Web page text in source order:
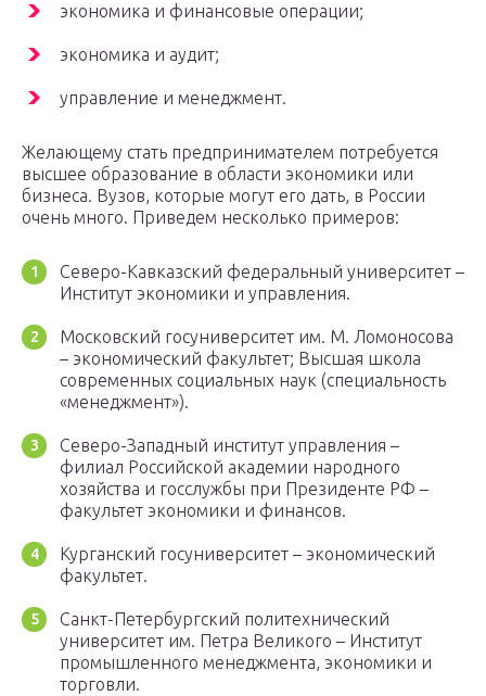
экономика и финансовые операции;
экономика и аудит;
управление и менеджмент.
Желающему стать предпринимателем потребуется
высшее образование в области экономики или
бизнеса. Вузов, которые могут его дать, в России
очень много. Приведем несколько примеров:
Северо-Кавказский федеральный университет –
Институт экономики и управления.
Московский госуниверситет им. М. Ломоносова
– экономический факультет; Высшая школа
современных социальных наук (специальность
«менеджмент»).
Северо-Западный институт управления –
филиал Российской академии народного
хозяйства и госслужбы при Президенте РФ –
факультет экономики и финансов.
Курганский госуниверситет – экономический
факультет.
Санкт-Петербургский политехнический
университет им. Петра Великого – Институт
промышленного менеджмента, экономики и
торговли.